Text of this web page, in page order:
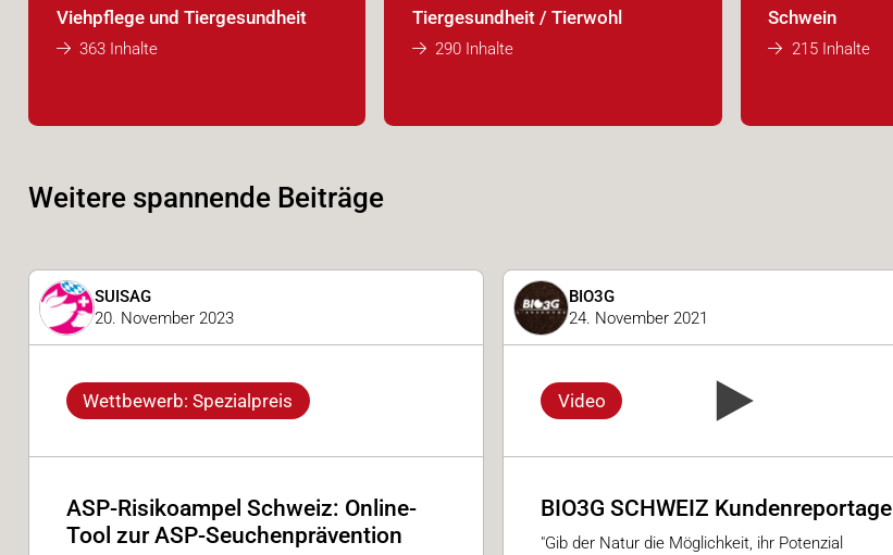
Viehpflege und Tiergesundheit
363 Inhalte
Tiergesundheit / Tierwohl
290 Inhalte
Schwein
215 Inhalte
Weitere spannende Beiträge
SUISAG
20. November 2023
Wettbewerb: Spezialpreis
ASP-Risikoampel Schweiz: Online-
Tool zur ASP-Seuchenprävention
BIO3G
24. November 2021
Video
BIO3G SCHWEIZ Kundenreportage
"Gib der Natur die Möglichkeit, ihr Potenzial